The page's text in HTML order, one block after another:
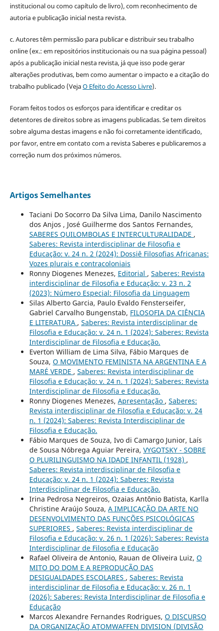
institucional ou como capítulo de livro), com reconhecimento de
autoria e publicação inicial nesta revista.
c. Autores têm permissão para publicar e distribuir seu trabalho
online (ex.: em repositórios institucionais ou na sua página pessoal)
após a publicação inicial nesta revista, já que isso pode gerar
alterações produtivas, bem como aumentar o impacto e a citação do
trabalho publicado (VejaO Efeito do Acesso Livre).
Foram feitos todos os esforços para identificar e creditar os
detentores de direitos sobre as imagens publicadas. Se tem direitos
sobre alguma destas imagens e não foi corretamente identificado,
por favor, entre em contato com a revista Saberes e publicaremos a
correção num dos próximos números.
Artigos Semelhantes
Taciani Do Socorro Da Silva Lima, Danilo Nascimento
dos Anjos , José Guilherme dos Santos Fernandes,
SABERES QUILOMBOLAS E INTERCULTURALIDADE ,
Saberes: Revista interdisciplinar de Filosofia e
Educação: v. 24 n. 2 (2024): Dossiê Filosofias Africanas:
Vozes plurais e contracoloniais
Ronny Diogenes Menezes, Editorial , Saberes: Revista
interdisciplinar de Filosofia e Educação: v. 23 n. 2
(2023): Número Especial: Filosofia da Linguagem
Silas Alberto Garcia, Paulo Evaldo Fensterseifer,
Gabriel Carvalho Bungenstab, FILOSOFIA DA CIÊNCIA
E LITERATURA , Saberes: Revista interdisciplinar de
Filosofia e Educação: v. 24 n. 1 (2024): Saberes: Revista
Interdisciplinar de Filosofia e Educação.
Everton William de Lima Silva, Fábio Marques de
Souza, O MOVIMENTO FEMINISTA NA ARGENTINA E A
MARÉ VERDE , Saberes: Revista interdisciplinar de
Filosofia e Educação: v. 24 n. 1 (2024): Saberes: Revista
Interdisciplinar de Filosofia e Educação.
Ronny Diogenes Menezes, Apresentação , Saberes:
Revista interdisciplinar de Filosofia e Educação: v. 24
n. 1 (2024): Saberes: Revista Interdisciplinar de
Filosofia e Educação.
Fábio Marques de Souza, Ivo di Camargo Junior, Laís
de Sousa Nóbrega Aguiar Pereira, VYGOTSKY - SOBRE
O PLURILINGUISMO NA IDADE INFANTIL (1928) ,
Saberes: Revista interdisciplinar de Filosofia e
Educação: v. 24 n. 1 (2024): Saberes: Revista
Interdisciplinar de Filosofia e Educação.
Irina Pedrosa Negreiros, Ozaias Antônio Batista, Karlla
Christine Araújo Souza, A IMPLICAÇÃO DA ARTE NO
DESENVOLVIMENTO DAS FUNÇÕES PSICOLÓGICAS
SUPERIORES , Saberes: Revista interdisciplinar de
Filosofia e Educação: v. 26 n. 1 (2026): Saberes: Revista
Interdisciplinar de Filosofia e Educação
Rafael Oliveira de Antonio, Rauan de Oliveira Luiz, O
MITO DO DOM E A REPRODUÇÃO DAS
DESIGUALDADES ESCOLARES , Saberes: Revista
interdisciplinar de Filosofia e Educação: v. 26 n. 1
(2026): Saberes: Revista Interdisciplinar de Filosofia e
Educação
Marcos Alexandre Fernandes Rodrigues, O DISCURSO
DA ORGANIZAÇÃO ATOMWAFFEN DIVISION (DIVISÃO